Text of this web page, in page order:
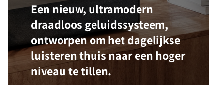
Een nieuw, ultramodern
draadloos geluidssysteem,
ontworpen om het dagelijkse
luisteren thuis naar een hoger
niveau te tillen.